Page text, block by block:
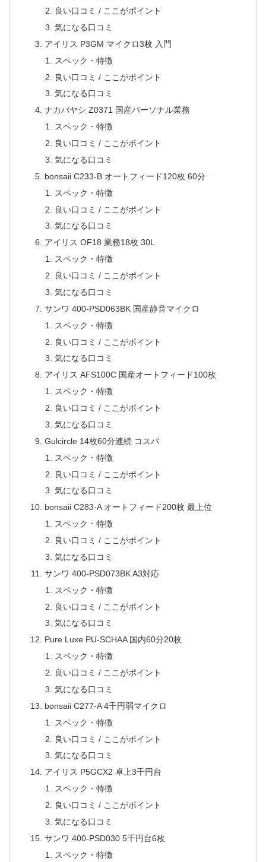
良い口コミ / ここがポイント
気になる口コミ
アイリス P3GM マイクロ3枚 入門
スペック・特徴
良い口コミ / ここがポイント
気になる口コミ
ナカバヤシ Z0371 国産パーソナル業務
スペック・特徴
良い口コミ / ここがポイント
気になる口コミ
bonsaii C233-B オートフィード120枚 60分
スペック・特徴
良い口コミ / ここがポイント
気になる口コミ
アイリス OF18 業務18枚 30L
スペック・特徴
良い口コミ / ここがポイント
気になる口コミ
サンワ 400-PSD063BK 国産静音マイクロ
スペック・特徴
良い口コミ / ここがポイント
気になる口コミ
アイリス AFS100C 国産オートフィード100枚
スペック・特徴
良い口コミ / ここがポイント
気になる口コミ
Gulcircle 14枚60分連続 コスパ
スペック・特徴
良い口コミ / ここがポイント
気になる口コミ
bonsaii C283-A オートフィード200枚 最上位
スペック・特徴
良い口コミ / ここがポイント
気になる口コミ
サンワ 400-PSD073BK A3対応
スペック・特徴
良い口コミ / ここがポイント
気になる口コミ
Pure Luxe PU-SCHAA 国内60分20枚
スペック・特徴
良い口コミ / ここがポイント
気になる口コミ
bonsaii C277-A 4千円弱マイクロ
スペック・特徴
良い口コミ / ここがポイント
気になる口コミ
アイリス P5GCX2 卓上3千円台
スペック・特徴
良い口コミ / ここがポイント
気になる口コミ
サンワ 400-PSD030 5千円台6枚
スペック・特徴